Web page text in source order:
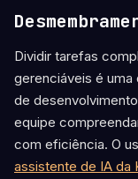
Dividir tarefas
gerenciáveis é
de
equipe
com eficiência. O
assistente de IA da